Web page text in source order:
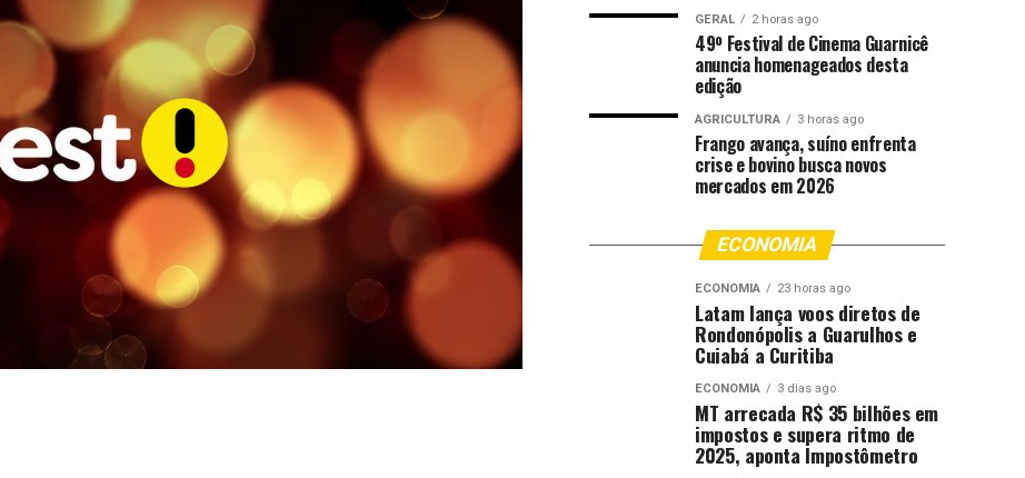
GERAL 2 horas ago
49º Festival de Cinema Guarnicê
anuncia homenageados desta
edição
AGRICULTURA 3 horas ago
Frango avança, suíno enfrenta
crise e bovino busca novos
mercados em 2026
ECONOMIA
ECONOMIA 23 horas ago
Latam lança voos diretos de
Rondonópolis a Guarulhos e
Cuiabá a Curitiba
ECONOMIA 3 dias ago
MT arrecada R$ 35 bilhões em
impostos e supera ritmo de
2025, aponta Impostômetro